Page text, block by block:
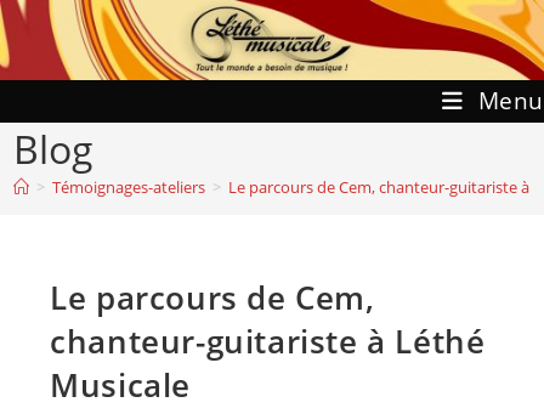
Skip
to
content
Menu
Blog
> Témoignages-ateliers > Le parcours de Cem, chanteur-guitariste à
Le parcours de Cem,
chanteur-guitariste à Léthé
Musicale